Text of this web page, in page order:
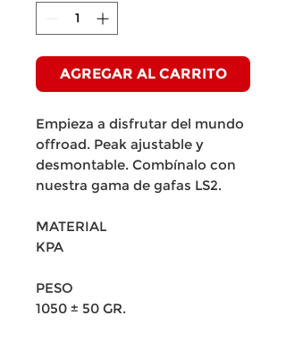
AGREGAR AL CARRITO
Empieza a disfrutar del mundo
offroad. Peak ajustable y
desmontable. Combínalo con
nuestra gama de gafas LS2.
MATERIAL
KPA
PESO
1050 ± 50 GR.